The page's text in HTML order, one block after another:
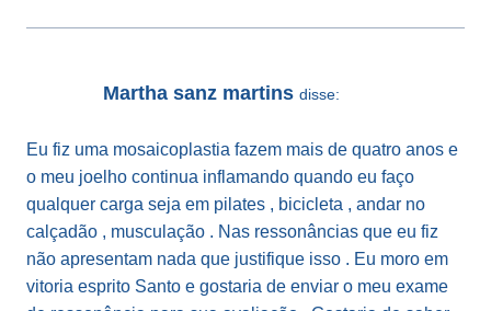
Martha sanz martins disse:
Eu fiz uma mosaicoplastia fazem mais de quatro anos e
o meu joelho continua inflamando quando eu faço
qualquer carga seja em pilates , bicicleta , andar no
calçadão , musculação . Nas ressonâncias que eu fiz
não apresentam nada que justifique isso . Eu moro em
vitoria esprito Santo e gostaria de enviar o meu exame